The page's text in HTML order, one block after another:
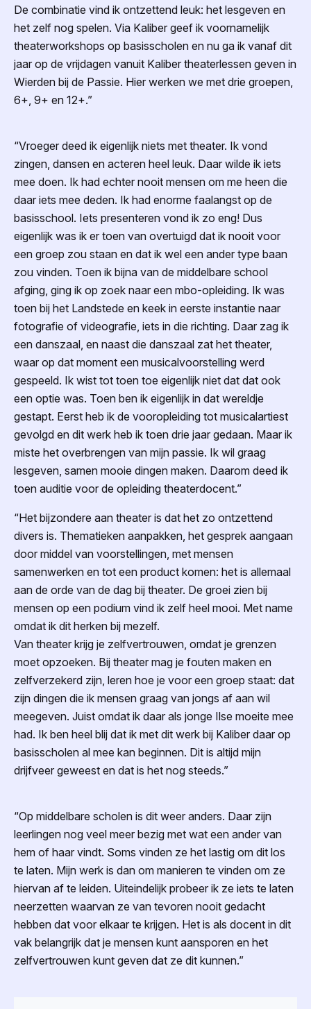
De combinatie vind ik ontzettend leuk: het lesgeven en
het zelf nog spelen. Via Kaliber geef ik voornamelijk
theaterworkshops op basisscholen en nu ga ik vanaf dit
jaar op de vrijdagen vanuit Kaliber theaterlessen geven in
Wierden bij de Passie. Hier werken we met drie groepen,
6+, 9+ en 12+.”
“Vroeger deed ik eigenlijk niets met theater. Ik vond
zingen, dansen en acteren heel leuk. Daar wilde ik iets
mee doen. Ik had echter nooit mensen om me heen die
daar iets mee deden. Ik had enorme faalangst op de
basisschool. Iets presenteren vond ik zo eng! Dus
eigenlijk was ik er toen van overtuigd dat ik nooit voor
een groep zou staan en dat ik wel een ander type baan
zou vinden. Toen ik bijna van de middelbare school
afging, ging ik op zoek naar een mbo-opleiding. Ik was
toen bij het Landstede en keek in eerste instantie naar
fotografie of videografie, iets in die richting. Daar zag ik
een danszaal, en naast die danszaal zat het theater,
waar op dat moment een musicalvoorstelling werd
gespeeld. Ik wist tot toen toe eigenlijk niet dat dat ook
een optie was. Toen ben ik eigenlijk in dat wereldje
gestapt. Eerst heb ik de vooropleiding tot musicalartiest
gevolgd en dit werk heb ik toen drie jaar gedaan. Maar ik
miste het overbrengen van mijn passie. Ik wil graag
lesgeven, samen mooie dingen maken. Daarom deed ik
toen auditie voor de opleiding theaterdocent.”
“Het bijzondere aan theater is dat het zo ontzettend
divers is. Thematieken aanpakken, het gesprek aangaan
door middel van voorstellingen, met mensen
samenwerken en tot een product komen: het is allemaal
aan de orde van de dag bij theater. De groei zien bij
mensen op een podium vind ik zelf heel mooi. Met name
omdat ik dit herken bij mezelf.
Van theater krijg je zelfvertrouwen, omdat je grenzen
moet opzoeken. Bij theater mag je fouten maken en
zelfverzekerd zijn, leren hoe je voor een groep staat: dat
zijn dingen die ik mensen graag van jongs af aan wil
meegeven. Juist omdat ik daar als jonge Ilse moeite mee
had. Ik ben heel blij dat ik met dit werk bij Kaliber daar op
basisscholen al mee kan beginnen. Dit is altijd mijn
drijfveer geweest en dat is het nog steeds.”
“Op middelbare scholen is dit weer anders. Daar zijn
leerlingen nog veel meer bezig met wat een ander van
hem of haar vindt. Soms vinden ze het lastig om dit los
te laten. Mijn werk is dan om manieren te vinden om ze
hiervan af te leiden. Uiteindelijk probeer ik ze iets te laten
neerzetten waarvan ze van tevoren nooit gedacht
hebben dat voor elkaar te krijgen. Het is als docent in dit
vak belangrijk dat je mensen kunt aansporen en het
zelfvertrouwen kunt geven dat ze dit kunnen.”